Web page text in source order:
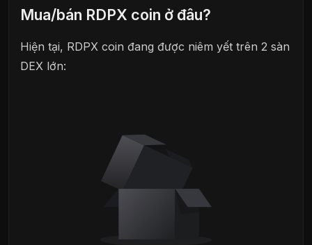
Mua/bán RDPX coin ở đâu?
Hiện tại, RDPX coin đang được niêm yết trên 2 sàn
DEX lớn: